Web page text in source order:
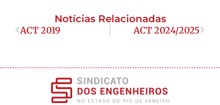
Notícias Relacionadas
ACT 2019 ACT 2024/2025